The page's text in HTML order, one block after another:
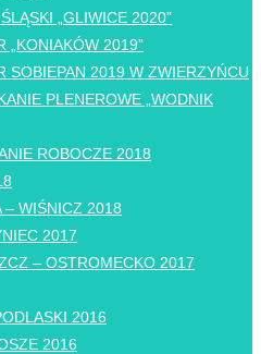
„GLIWICE 2020”
„KONIAKÓW 2019”
SOBIEPAN 2019 W ZWIERZYŃCU
PLENEROWE „WODNIK
ROBOCZE 2018
– WIŚNICZ 2018
2017
– OSTROMECKO 2017
2016
2016